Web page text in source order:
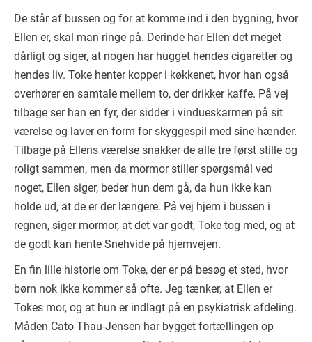
De står af bussen og for at komme ind i den bygning, hvor
Ellen er, skal man ringe på. Derinde har Ellen det meget
dårligt og siger, at nogen har hugget hendes cigaretter og
hendes liv. Toke henter kopper i køkkenet, hvor han også
overhører en samtale mellem to, der drikker kaffe. På vej
tilbage ser han en fyr, der sidder i vindueskarmen på sit
værelse og laver en form for skyggespil med sine hænder.
Tilbage på Ellens værelse snakker de alle tre først stille og
roligt sammen, men da mormor stiller spørgsmål ved
noget, Ellen siger, beder hun dem gå, da hun ikke kan
holde ud, at de er der længere. På vej hjem i bussen i
regnen, siger mormor, at det var godt, Toke tog med, og at
de godt kan hente Snehvide på hjemvejen.
En fin lille historie om Toke, der er på besøg et sted, hvor
børn nok ikke kommer så ofte. Jeg tænker, at Ellen er
Tokes mor, og at hun er indlagt på en psykiatrisk afdeling.
Måden Cato Thau-Jensen har bygget fortællingen op